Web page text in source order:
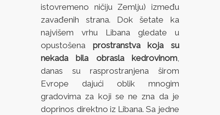
istovremeno ničiju Zemlju) između
zavađenih strana. Dok šetate ka
najvišem vrhu Libana gledate u
opustošena prostranstva koja su
nekada bila obrasla kedrovinom,
danas su rasprostranjena širom
Evrope dajući oblik mnogim
gradovima za koji se ne zna da je
doprinos direktno iz Libana. Sa jedne